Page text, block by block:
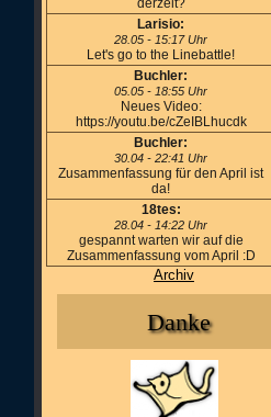
derzeit?
Larisio:
28.05 - 15:17 Uhr
Let's go to the Linebattle!
Buchler:
05.05 - 18:55 Uhr
Neues Video:
https://youtu.be/cZeIBLhucdk
Buchler:
30.04 - 22:41 Uhr
Zusammenfassung für den April ist
da!
18tes:
28.04 - 14:22 Uhr
gespannt warten wir auf die
Zusammenfassung vom April :D
Archiv
Danke